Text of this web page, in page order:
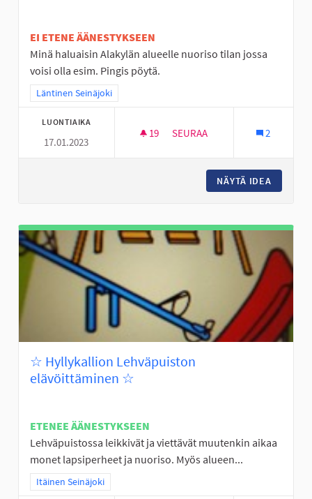
EI ETENE ÄÄNESTYKSEEN
Minä haluaisin Alakylän alueelle nuoriso tilan jossa
voisi olla esim. Pingis pöytä.
Rajaa tulokset teeman mukaan: Läntinen Seinäjoki
Läntinen Seinäjoki
LUONTIAIKA
17.01.2023
19 19 SEURAAJAA
SEURAA 2
NÄYTÄ IDEA
☆ Hyllykallion Lehväpuiston
elävöittäminen ☆
ETENEE ÄÄNESTYKSEEN
Lehväpuistossa leikkivät ja viettävät muutenkin aikaa
monet lapsiperheet ja nuoriso. Myös alueen...
Rajaa tulokset teeman mukaan: Itäinen Seinäjoki
Itäinen Seinäjoki